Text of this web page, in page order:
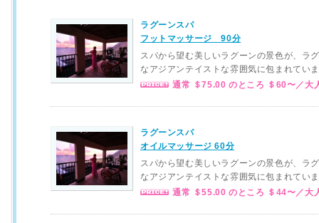
ラグーンスパ
フットマッサージ 90分
スパから望む美しいラグーンの景色が、
なアジアンテイストな雰囲気に包まれてい
通常 ＄75.00 のところ ＄60〜／大
ラグーンスパ
オイルマッサージ 60分
スパから望む美しいラグーンの景色が、
なアジアンテイストな雰囲気に包まれてい
通常 ＄55.00 のところ ＄44〜／大